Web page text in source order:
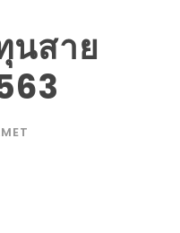
นสาย